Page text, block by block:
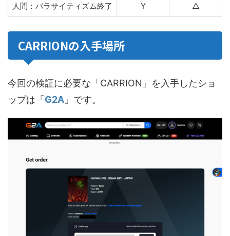
人間：パラサイティズム終了 Y △
CARRIONの入手場所
今回の検証に必要な「CARRION」を入手したショ
ップは「 G2A 」です。